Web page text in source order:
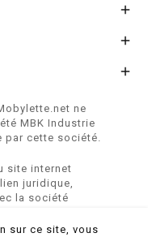



ne
MBK Industrie
cette société.
site internet
juridique,
la société
et E-
sur ce site, vous